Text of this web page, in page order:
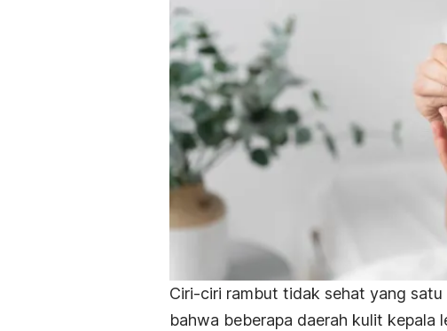
Ciri-ciri rambut tidak sehat yang
bahwa beberapa daerah kulit kepala